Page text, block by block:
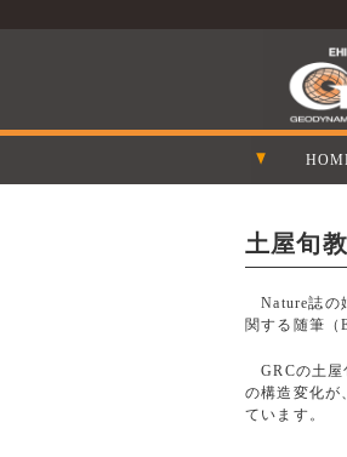
土屋旬
Nature誌の
関する随筆（
GRCの土屋
の構造変化が
ています。